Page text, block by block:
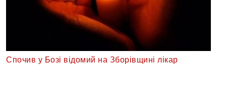
Спочив у Бозі відомий на Зборівщині лікар